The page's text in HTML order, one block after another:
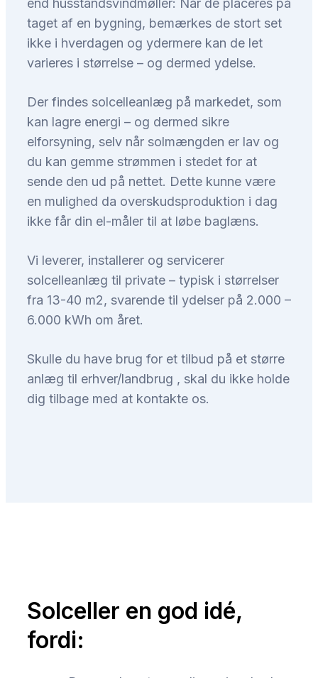
end husstandsvindmøller: Når de placeres på
taget af en bygning, bemærkes de stort set
ikke i hverdagen og ydermere kan de let
varieres i størrelse – og dermed ydelse.
Der findes solcelleanlæg på markedet, som
kan lagre energi – og dermed sikre
elforsyning, selv når solmængden er lav og
du kan gemme strømmen i stedet for at
sende den ud på nettet. Dette kunne være
en mulighed da overskudsproduktion i dag
ikke får din el-måler til at løbe baglæns.
Vi leverer, installerer og servicerer
solcelleanlæg til private – typisk i størrelser
fra 13-40 m2, svarende til ydelser på 2.000 –
6.000 kWh om året.
Skulle du have brug for et tilbud på et større
anlæg til erhver/landbrug , skal du ikke holde
dig tilbage med at kontakte os.
Solceller en god idé,
fordi: